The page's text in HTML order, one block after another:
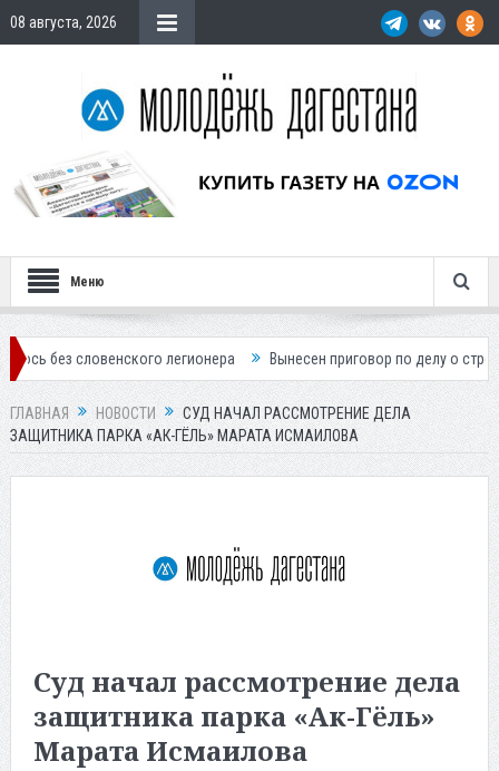
08 августа, 2026
Меню
легионера Вынесен приговор по делу о строительстве
ГЛАВНАЯ НОВОСТИ
СУД НАЧАЛ РАССМОТРЕНИЕ ДЕЛА
ЗАЩИТНИКА ПАРКА «АК-ГЁЛЬ» МАРАТА ИСМАИЛОВА
Суд начал рассмотрение дела
защитника парка «Ак-Гёль»
Марата Исмаилова